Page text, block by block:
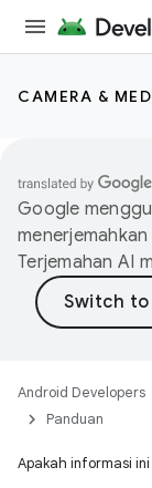
CAMERA &
Google
Terjemahan AI
Android Developers
Panduan
Apakah informasi